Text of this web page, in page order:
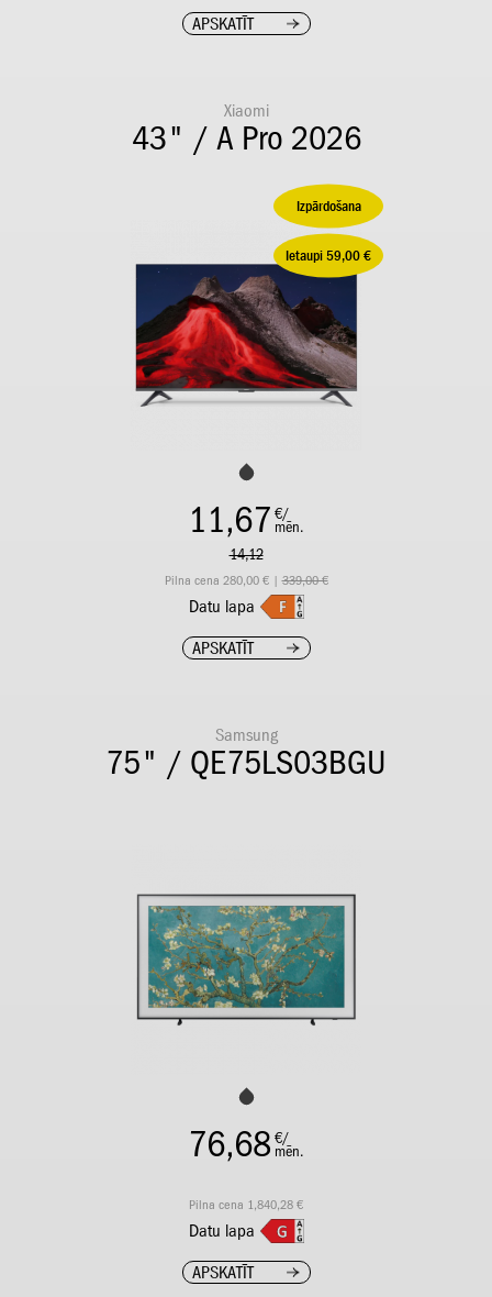
APSKATĪT
Xiaomi
43" / A Pro 2026
Izpārdošana
Ietaupi 59,00 €
11,67 €/
mēn.
14,12
Pilna cena 280,00 € |339,00 €
Datu lapa
APSKATĪT
Samsung
75" / QE75LS03BGU
76,68 €/
mēn.
Pilna cena 1,840,28 €
Datu lapa
APSKATĪT